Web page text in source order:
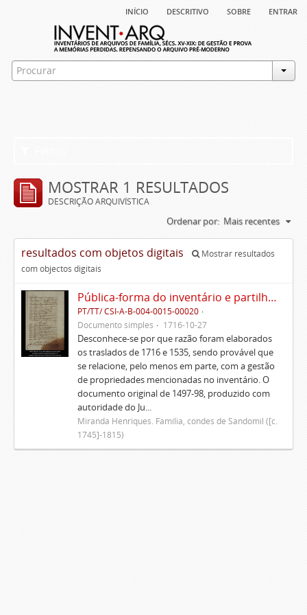
início descritivo sobre entrar
MOSTRAR 1 RESULTADOS
DESCRIÇÃO ARQUIVÍSTICA
Ordenar por: Mais recentes
resultados com objetos digitais
Mostrar resultados
com objectos digitais
Pública-forma do inventário e partilhas dos bens de Vasco Queimado
PT/TT/ CSI-A-B-004-0015-00020
Documento simples
1716-10-27
Desconhece-se por que razão foram elaborados
os traslados de 1716 e 1535, sendo provável que
se relacione, pelo menos em parte, com a gestão
de propriedades mencionadas no inventário. O
documento original de 1497-98, produzido com
autoridade do Ju...
Miranda Henriques. Família, condes de Sandomil ([c.
1745]-1815)